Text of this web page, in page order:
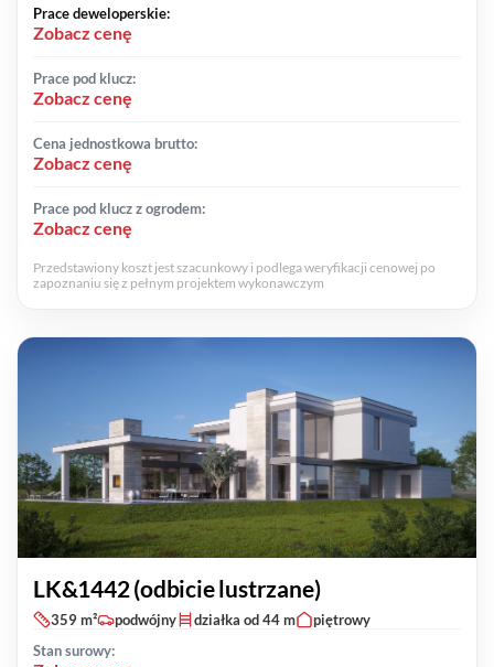
Prace deweloperskie:
Zobacz cenę
Prace pod klucz:
Zobacz cenę
Cena jednostkowa brutto:
Zobacz cenę
Prace pod klucz z ogrodem:
Zobacz cenę
Przedstawiony koszt jest szacunkowy i podlega weryfikacji cenowej po
zapoznaniu się z pełnym projektem wykonawczym
LK&1442 (odbicie lustrzane)
359 m² podwójny działka od 44 m
piętrowy
Stan surowy: